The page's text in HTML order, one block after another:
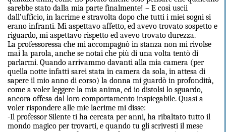
sarebbe stato dalla mia parte finalmente! – E così uscii
dall’ufficio, in lacrime e stravolta dopo che tutti i miei sogni si
erano infranti. Mi aspettavo affetto, ed avevo trovato sospetto e
riguardo, mi aspettavo rispetto ed avevo trovato durezza.
La professoressa che mi accompagnò in stanza non mi rivolse
mai la parola, anche se notai che più di una volta tentò di
parlarmi. Quando arrivammo davanti alla mia camera (per
quella notte infatti sarei stata in camera da sola, in attesa di
sapere il mio anno di corso) la donna mi guardò in profondità,
come a voler leggere la mia anima, ed io distolsi lo sguardo,
ancora offesa dal loro comportamento inspiegabile. Quasi a
voler rispondere alle mie lacrime mi disse:
-Il professor Silente ti ha cercata per anni, ha ribaltato tutto il
mondo magico per trovarti, e quando tu gli scrivesti il mese